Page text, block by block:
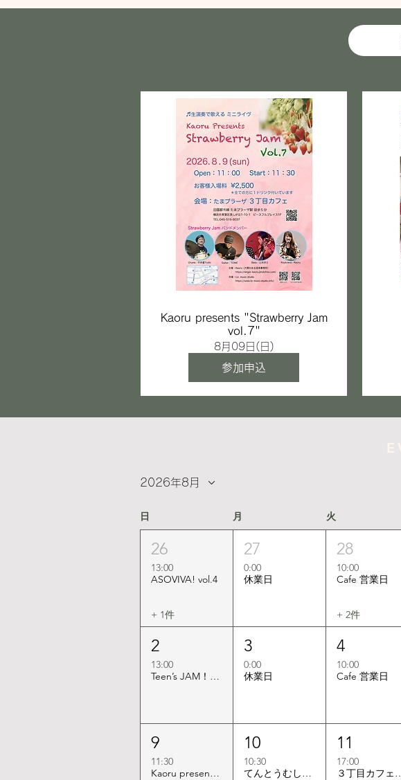
Kaoru presents "Strawberry Jam
vol.7"
8月09日(日)
参加申込
2026年8月
日 月 火
26
13:00
ASOVIVA! vol.4
+ 1件
27
0:00
休業日
28
10:00
Cafe 営業日
+ 2件
2
13:00
Teen’s JAM！Vol.3 〜鳴らせ、僕らの夏色！〜
3
0:00
休業日
4
10:00
Cafe 営業日
9
11:30
Kaoru presents "Strawberry Jam vol.7"
10
10:30
てんとうむしの会
11
17:00
３丁目